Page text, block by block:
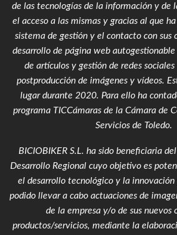
de las tecnologías de la información y de
el acceso a las mismas y gracias al que
sistema de gestión y el contacto con sus
desarrollo de página web
de artículos y gestión de redes
postproducción de imágenes y vídeos.
lugar durante 2020. Para ello ha
programa TICCámaras de la Cámara de
Servicios de Toledo.
BICIOBIKER S.L. ha sido beneficiaria
Desarrollo Regional cuyo objetivo es
el desarrollo tecnológico y la innovación
podido llevar a cabo actuaciones de
de la empresa y/o de sus nuevos
productos/servicios, mediante la